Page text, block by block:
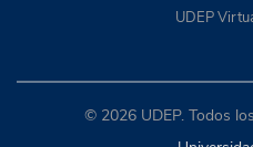
UDEP
© 2026 UDEP. Todos